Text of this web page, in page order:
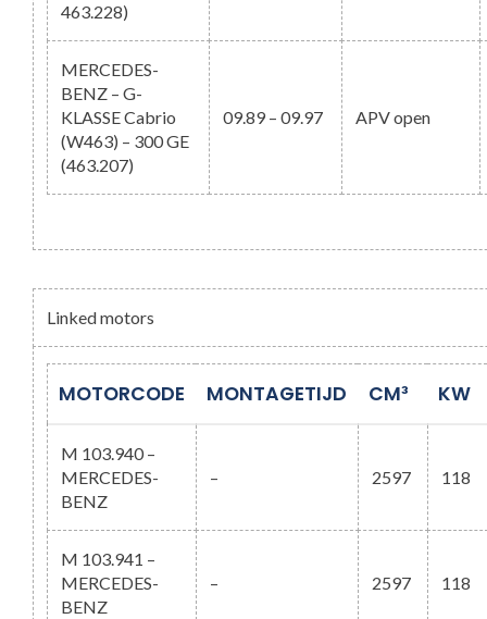
463.228)
MERCEDES-
BENZ – G-
KLASSE Cabrio
(W463) – 300 GE
(463.207)
09.89 – 09.97 APV open
Linked motors
MOTORCODE MONTAGETIJD CM³ KW
M 103.940 –
MERCEDES-
BENZ
– 2597 118
M 103.941 –
MERCEDES-
BENZ
– 2597 118